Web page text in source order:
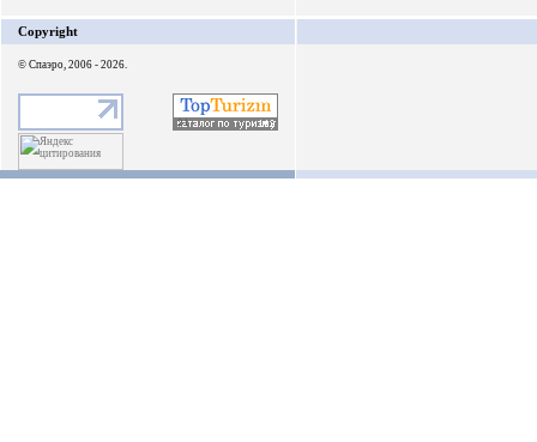
Copyright
© Спаэро, 2006 - 2026.